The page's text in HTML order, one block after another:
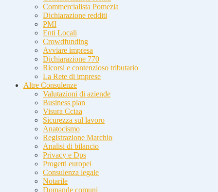
Commercialista Pomezia
Dichiarazione redditi
PMI
Enti Locali
Crowdfunding
Avviare impresa
Dichiarazione 770
Ricorsi e contenzioso tributario
La Rete di imprese
Altre Consulenze
Valutazioni di aziende
Business plan
Visura Cciaa
Sicurezza sul lavoro
Anatocismo
Registrazione Marchio
Analisi di bilancio
Privacy e Dps
Progetti europei
Consulenza legale
Notarile
Domande comuni